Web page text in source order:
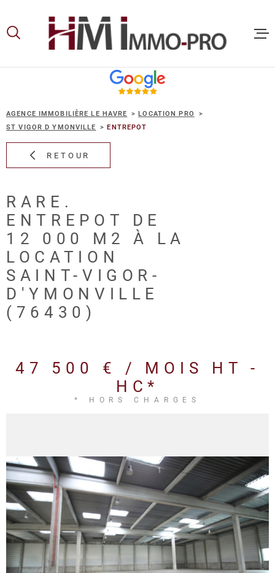
lamenu
contenu
AGENCE IMMOBILIÈRE LE HAVRE
LOCATION PRO
ST VIGOR D YMONVILLE
ENTREPOT
RETOUR
RARE.
ENTREPOT DE
12 000 M2 À LA
LOCATION
SAINT-VIGOR-
D'YMONVILLE
(76430)
47 500 € / MOIS
HT -
HC*
* HORS CHARGES